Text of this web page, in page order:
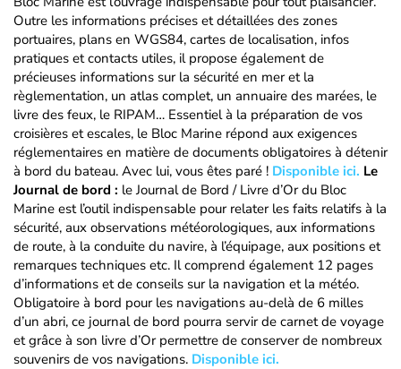
Outre les informations précises et détaillées des zones
portuaires, plans en WGS84, cartes de localisation, infos
pratiques et contacts utiles, il propose également de
précieuses informations sur la sécurité en mer et la
règlementation, un atlas complet, un annuaire des marées, le
livre des feux, le RIPAM… Essentiel à la préparation de vos
croisières et escales, le Bloc Marine répond aux exigences
réglementaires en matière de documents obligatoires à détenir
à bord du bateau. Avec lui, vous êtes paré ! Disponible ici. Le
Journal de bord : le Journal de Bord / Livre d’Or du Bloc
Marine est l’outil indispensable pour relater les faits relatifs à la
sécurité, aux observations météorologiques, aux informations
de route, à la conduite du navire, à l’équipage, aux positions et
remarques techniques etc. Il comprend également 12 pages
d’informations et de conseils sur la navigation et la météo.
Obligatoire à bord pour les navigations au-delà de 6 milles
d’un abri, ce journal de bord pourra servir de carnet de voyage
et grâce à son livre d’Or permettre de conserver de nombreux
souvenirs de vos navigations. Disponible ici.